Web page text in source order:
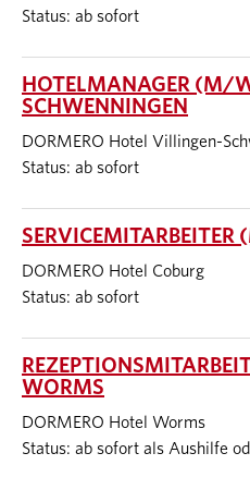
Status: ab sofort
HOTELMANAGER (M/
SCHWENNINGEN
DORMERO Hotel Villingen-
Status: ab sofort
DORMERO Hotel Coburg
Status: ab sofort
WORMS
DORMERO Hotel Worms
Status: ab sofort als Aushilfe